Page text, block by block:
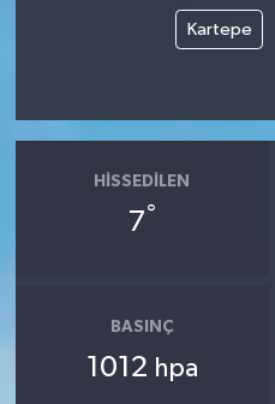
Kartepe
HISSEDILEN
7°
BASINÇ
1012 hpa